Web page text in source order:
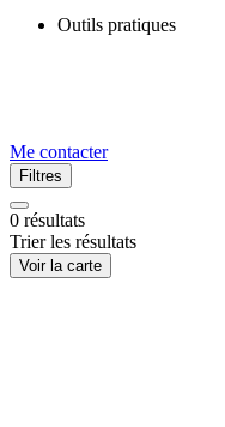
Outils pratiques
Me contacter
Filtres
0 résultats
Trier les résultats
Voir la carte